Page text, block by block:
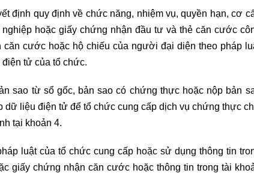
định quy định về chức năng, nhiệm vụ, quyền hạn, cơ
hoặc giấy chứng nhận đầu tư và thẻ căn cước
cước hoặc hộ chiếu của người đại diện theo pháp
tử của tổ chức.
sao từ sổ gốc, bản sao có chứng thực hoặc nộp bản
dữ liệu điện tử để tổ chức cung cấp dịch vụ chứng thực
tại khoản 4.
luật của tổ chức cung cấp hoặc sử dụng thông tin
giấy chứng nhận căn cước hoặc thông tin trong tài